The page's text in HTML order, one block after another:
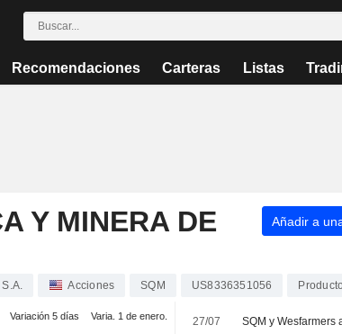
Recomendaciones Carteras Listas
Y MINERA DE
Añadir a
Acciones SQM US8336351056
Variación 5 días Varia. 1 de enero. 27/07